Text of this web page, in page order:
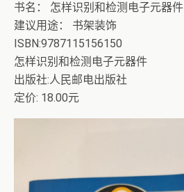
书名： 怎样识别和检测电子元器件
建议用途： 书架装饰
ISBN:9787115156150
怎样识别和检测电子元器件
出版社:人民邮电出版社
定价: 18.00元